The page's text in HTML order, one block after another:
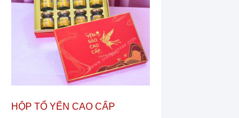
HỘP TỔ YẾN CAO CẤP